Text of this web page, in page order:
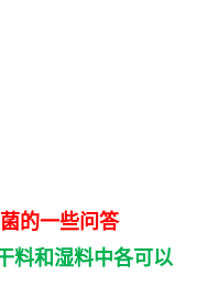
的一些问答
料和湿料中各可以